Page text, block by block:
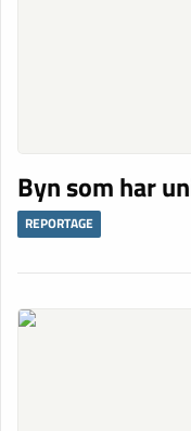
Byn som har
REPORTAGE